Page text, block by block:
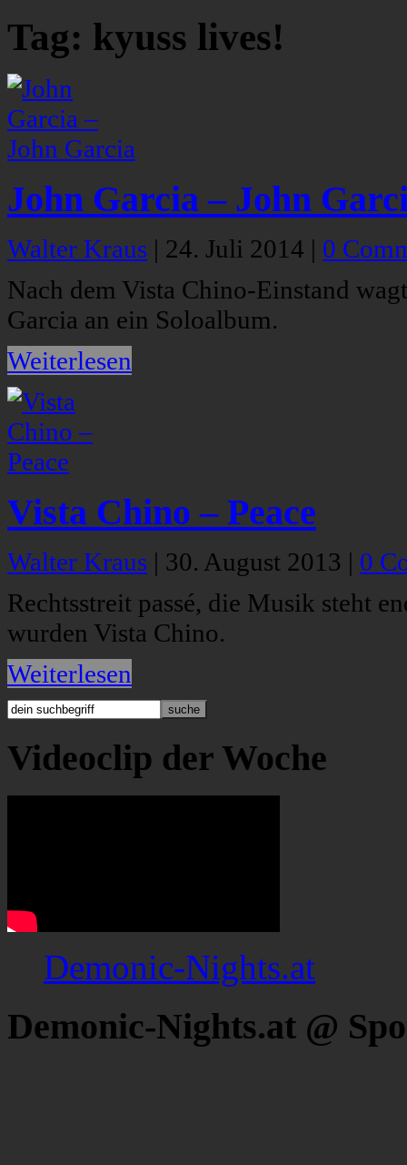
Tag: kyuss lives!
John Garcia – John
Walter Kraus | 24. Juli 2014 | 0
Nach dem Vista Chino-Einstand
Garcia an ein Soloalbum.
Weiterlesen
Vista Chino – Peace
Walter Kraus | 30. August 2013 | 0
Rechtsstreit passé, die Musik steht
wurden Vista Chino.
Weiterlesen
Videoclip der Woche
Demonic-Nights.at
Demonic-Nights.at @